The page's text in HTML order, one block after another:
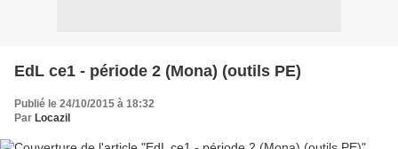
EdL ce1 - période 2 (Mona) (outils PE)
Publié le 24/10/2015 à 18:32
Par Locazil